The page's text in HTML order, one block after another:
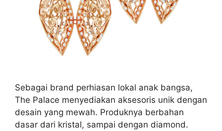
Sebagai brand perhiasan lokal anak bangsa,
The Palace menyediakan aksesoris unik dengan
desain yang mewah. Produknya berbahan
dasar dari kristal, sampai dengan diamond.